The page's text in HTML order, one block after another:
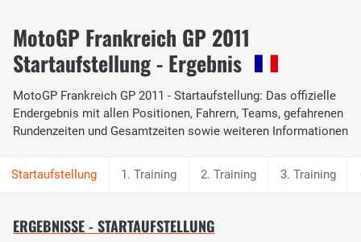
MotoGP Frankreich GP 2011
Startaufstellung - Ergebnis
MotoGP Frankreich GP 2011 - Startaufstellung: Das offizielle
Endergebnis mit allen Positionen, Fahrern, Teams, gefahrenen
Rundenzeiten und Gesamtzeiten sowie weiteren Informationen
1. Training 2. Training 3. Training
ERGEBNISSE - STARTAUFSTELLUNG